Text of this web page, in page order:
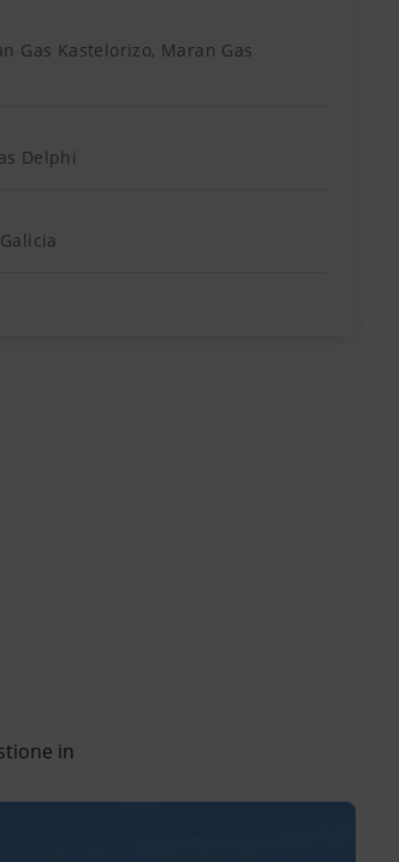
Gas Kastelorizo, Maran Gas
Delphi
in